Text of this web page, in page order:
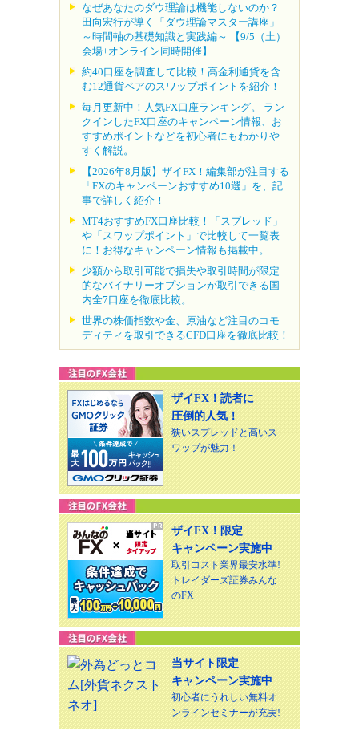
なぜあなたのダウ理論は機能しないのか？
田向宏行が導く「ダウ理論マスター講座」
～時間軸の基礎知識と実践編～ 【9/5（土）
会場+オンライン同時開催】
約40口座を調査して比較！高金利通貨を含
む12通貨ペアのスワップポイントを紹介！
毎月更新中！人気FX口座ランキング。 ラン
クインしたFX口座のキャンペーン情報、お
すすめポイントなどを初心者にもわかりや
すく解説。
【2026年8月版】ザイFX！編集部が注目する
「FXのキャンペーンおすすめ10選」を、記
事で詳しく紹介！
MT4おすすめFX口座比較！「スプレッド」
や「スワップポイント」で比較して一覧表
に！お得なキャンペーン情報も掲載中。
少額から取引可能で損失や取引時間が限定
的なバイナリーオプションが取引できる国
内全7口座を徹底比較。
世界の株価指数や金、原油など注目のコモ
ディティを取引できるCFD口座を徹底比較！
ザイFX！読者に
圧倒的人気！
狭いスプレッドと高いス
ワップが魅力！
ザイFX！限定
キャンペーン実施中
取引コスト業界最安水準!
トレイダーズ証券みんな
のFX
当サイト限定
キャンペーン実施中
初心者にうれしい無料オ
ンラインセミナーが充実!